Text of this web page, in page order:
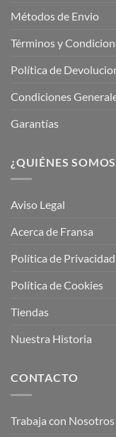
Métodos de Envio
Términos y
Política de
Condiciones
Garantías
¿QUIÉNES
Aviso Legal
Acerca de Fransa
Política de Privacidad
Política de Cookies
Tiendas
Nuestra Historia
CONTACTO
Trabaja con Nosotros